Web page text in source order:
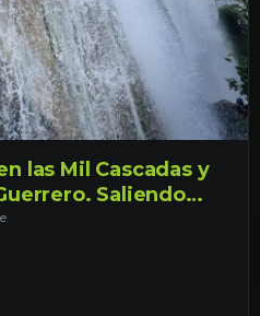
las Mil Cascadas y
Saliendo
México.